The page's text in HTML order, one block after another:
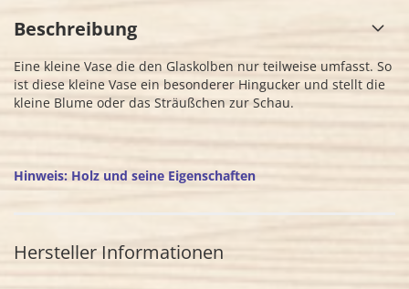
Beschreibung
Eine kleine Vase die den Glaskolben nur teilweise umfasst. So
ist diese kleine Vase ein besonderer Hingucker und stellt die
kleine Blume oder das Sträußchen zur Schau.
Hinweis: Holz und seine Eigenschaften
Hersteller Informationen